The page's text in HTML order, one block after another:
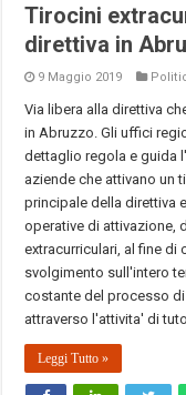
Tirocini
direttiva in
9 Maggio 2019
Via libera alla direttiva
in Abruzzo. Gli uffici
dettaglio regola e guida
aziende che attivano un
principale della direttiva
operative di attivazione,
extracurriculari, al fine di
svolgimento sull'intero
costante del processo
attraverso l'attivita' di
Leggi Tutto »